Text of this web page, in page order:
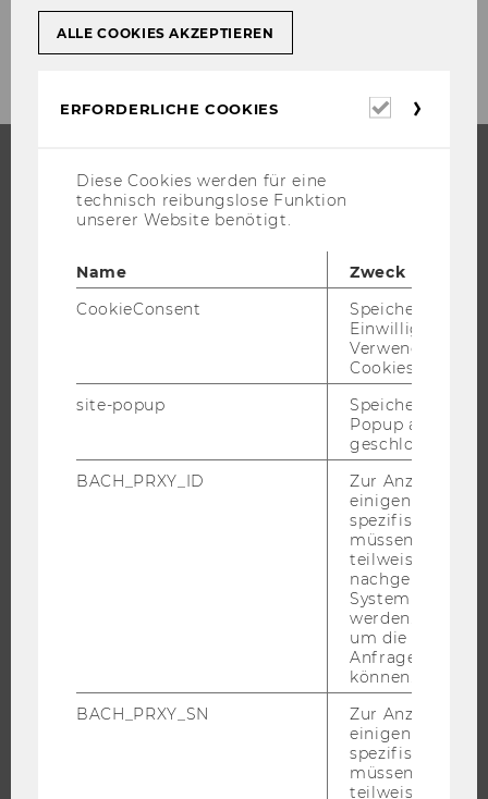
STUDIUM
BACHELOR
BEWERBUNG UND ZULASSUNG
INTERNATIONALE UND INCOMING EXCHANGE STUDIERENDE
ANGEBOTE FÜR SCHULEN UND STUDIENINTERESSIERTE
FORSCHENDE
ALLE COOKIES AKZEPTIEREN
ERFORDERLICHE COOKIES
Diese Cookies werden für eine
technisch reibungslose Funktion
unserer Website benötigt.
Name
Zweck
CookieConsent
Speichert Ihre
Einwilligung zur
Verwendung von
Cookies.
site-popup
Speichert ob ein
Popup
geschlossen
BACH_PRXY_ID
Zur Anzeige von
einigen WU-
spezifischen
müssen
teilweise von
nachgelagerten
System
werden.
um die Antwort
Anfrage
können.
BACH_PRXY_SN
Zur Anzeige von
einigen WU-
spezifischen
müssen
teilweise von